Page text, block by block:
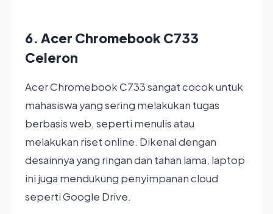
6. Acer Chromebook C733
Celeron
Acer Chromebook C733 sangat cocok untuk
mahasiswa yang sering melakukan tugas
berbasis web, seperti menulis atau
melakukan riset online. Dikenal dengan
desainnya yang ringan dan tahan lama, laptop
ini juga mendukung penyimpanan cloud
seperti Google Drive.